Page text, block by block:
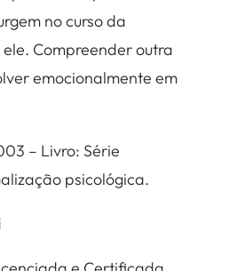
no curso da
Compreender outra
emocionalmente em
– Livro: Série
psicológica.